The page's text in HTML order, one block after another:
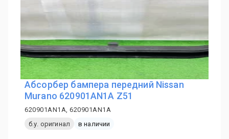
Абсорбер бампера передний Nissan
Murano 620901AN1A Z51
620901AN1A, 620901AN1A
б.у. оригинал
в наличии